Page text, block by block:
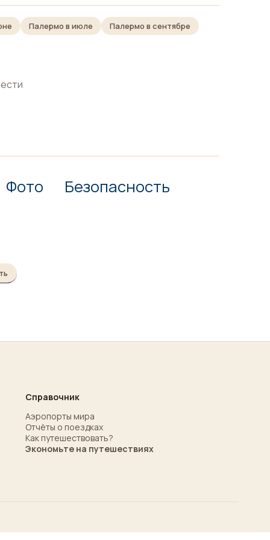
Палермо в июле
Палермо в сентябре
Фото Безопасность
Справочник
Аэропорты мира
Отчёты о поездках
Как путешествовать?
Экономьте на путешествиях